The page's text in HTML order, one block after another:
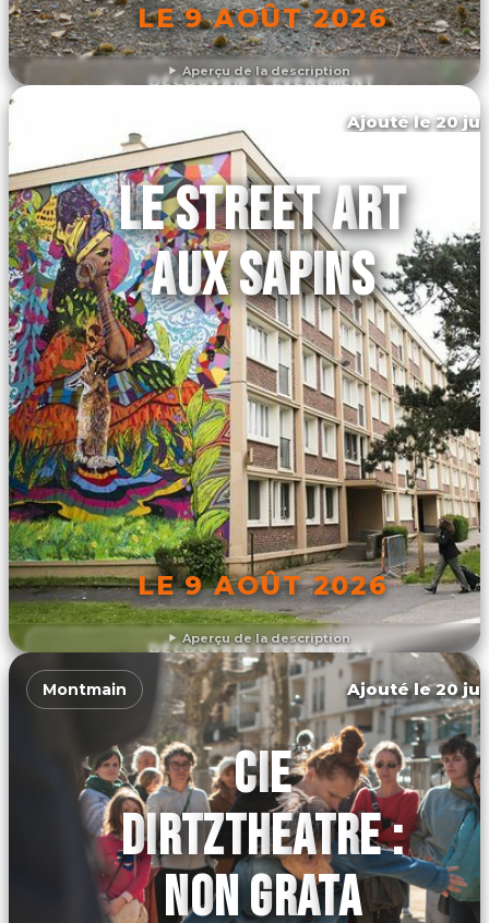
Aperçu de la description
LE 9 AOÛT 2026
DÉCOUVRIR L'ÉVÉNEMENT
Aperçu de la description
Ajouté le 20
LE STREET ART
AUX SAPINS
LE 9 AOÛT 2026
DÉCOUVRIR L'ÉVÉNEMENT
Montmain Ajouté le 20
CIE
DIRTZTHEATRE :
NON GRATA